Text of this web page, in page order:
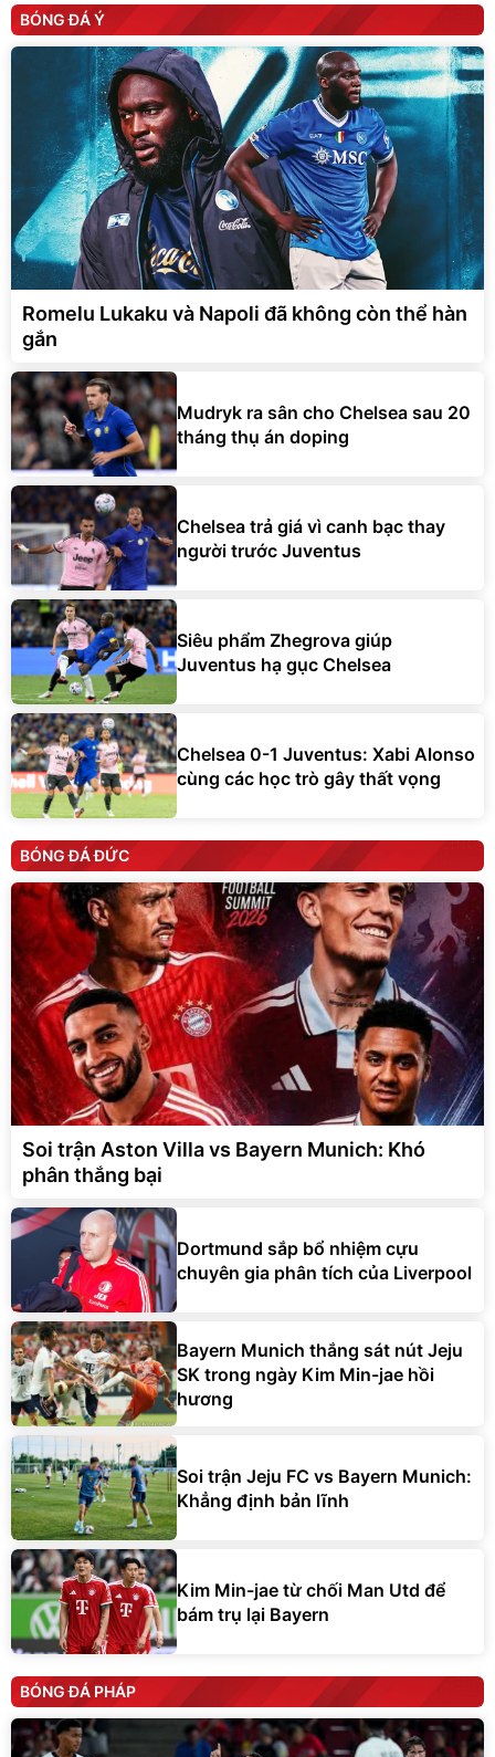
BÓNG ĐÁ Ý
Romelu Lukaku và Napoli đã không còn thể hàn
gắn
Mudryk ra sân cho Chelsea sau 20
tháng thụ án doping
Chelsea trả giá vì canh bạc thay
người trước Juventus
Siêu phẩm Zhegrova giúp
Juventus hạ gục Chelsea
Chelsea 0-1 Juventus: Xabi Alonso
cùng các học trò gây thất vọng
BÓNG ĐÁ ĐỨC
Soi trận Aston Villa vs Bayern Munich: Khó
phân thắng bại
Dortmund sắp bổ nhiệm cựu
chuyên gia phân tích của Liverpool
Bayern Munich thắng sát nút Jeju
SK trong ngày Kim Min-jae hồi
hương
Soi trận Jeju FC vs Bayern Munich:
Khẳng định bản lĩnh
Kim Min-jae từ chối Man Utd để
bám trụ lại Bayern
BÓNG ĐÁ PHÁP